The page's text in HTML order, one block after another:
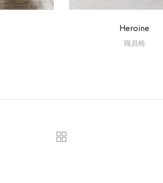
Heroine
職員椅